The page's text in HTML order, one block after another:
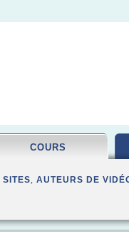
COURS
SITES, AUTEURS DE